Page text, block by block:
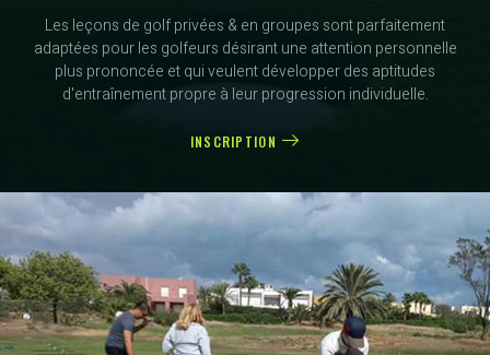
Les leçons de golf privées & en groupes sont parfaitement
adaptées pour les golfeurs désirant une attention personnelle
plus prononcée et qui veulent développer des aptitudes
d'entraînement propre à leur progression individuelle.
INSCRIPTION